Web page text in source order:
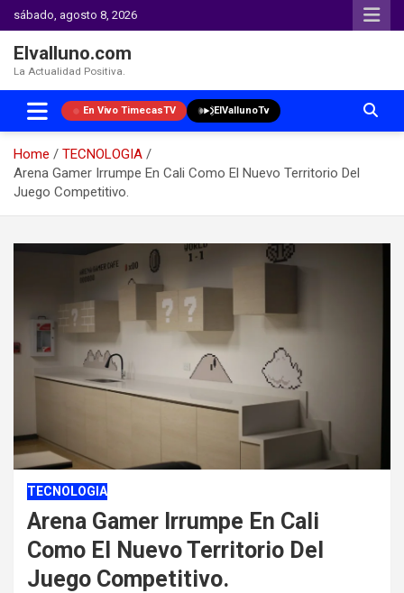
sábado, agosto 8, 2026
Elvalluno.com
La Actualidad Positiva.
En Vivo TimecasTV ElVallunoTv
Home
TECNOLOGIA
Arena Gamer Irrumpe En Cali Como El Nuevo Territorio Del
Juego Competitivo.
TECNOLOGIA
Arena Gamer Irrumpe En Cali
Como El Nuevo Territorio Del
Juego Competitivo.